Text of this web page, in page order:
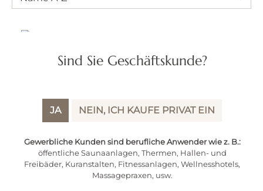
Sind Sie Geschäftskunde?
JA NEIN, ICH KAUFE PRIVAT EIN
Gewerbliche Kunden sind berufliche Anwender wie z. B.:
öffentliche Saunaanlagen, Thermen, Hallen- und
Freibäder, Kuranstalten, Fitnessanlagen, Wellnesshotels,
Massagepraxen, usw.
Desalgin ® SHOCK